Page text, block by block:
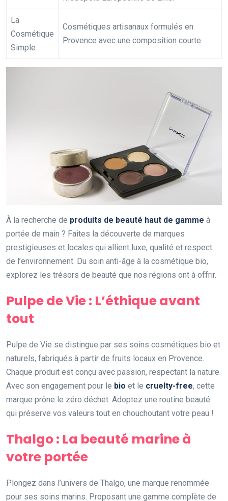
La
Cosmétique
Simple
Cosmétiques artisanaux formulés en
Provence avec une composition courte.
À la recherche de produits de beauté haut de gamme à
portée de main ? Faites la découverte de marques
prestigieuses et locales qui allient luxe, qualité et respect
de l’environnement. Du soin anti-âge à la cosmétique bio,
explorez les trésors de beauté que nos régions ont à offrir.
Pulpe de Vie : L’éthique avant
tout
Pulpe de Vie se distingue par ses soins cosmétiques bio et
naturels, fabriqués à partir de fruits locaux en Provence.
Chaque produit est conçu avec passion, respectant la nature.
Avec son engagement pour le bio et le cruelty-free, cette
marque prône le zéro déchet. Adoptez une routine beauté
qui préserve vos valeurs tout en chouchoutant votre peau !
Thalgo : La beauté marine à
votre portée
Plongez dans l’univers de Thalgo, une marque renommée
pour ses soins marins. Proposant une gamme complète de